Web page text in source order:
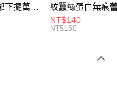
立即使用無須另外申請。
擺萬用
(黑2L-
熊中大
紋蠶絲蛋白無痕
角內褲(白.粉.藍.
3L)-L28眼圈熊中
NT$140
NT$150